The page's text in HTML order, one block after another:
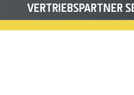
VERTRIEBSPARTNER